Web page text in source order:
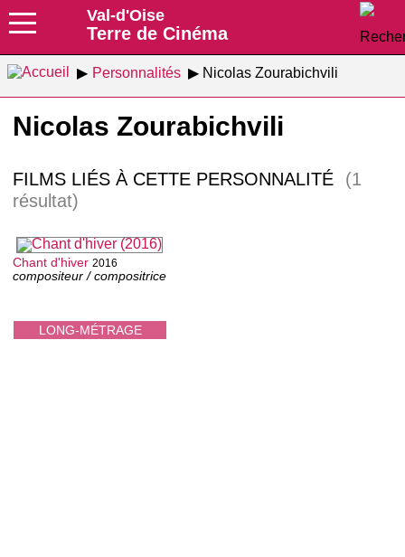
Val-d'Oise
Terre de Cinéma
Personnalités Nicolas Zourabichvili
Nicolas Zourabichvili
FILMS LIÉS À CETTE PERSONNALITÉ
(1
résultat)
LONG-MÉTRAGE
Chant d'hiver 2016
compositeur / compositrice